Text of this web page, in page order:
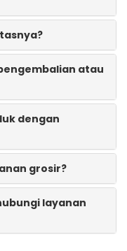
atau
dengan
grosir?
layanan